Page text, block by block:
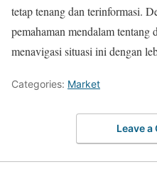
tetap tenang dan terinformasi.
pemahaman mendalam tentang
menavigasi situasi ini dengan
Categories: Market
Leave a